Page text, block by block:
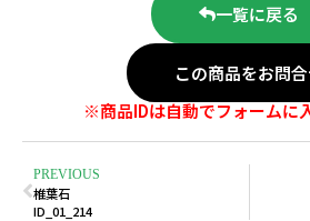
一覧に戻る
この商品をお問
※商品IDは自動でフォームに
PREVIOUS
椎葉石
ID_01_214